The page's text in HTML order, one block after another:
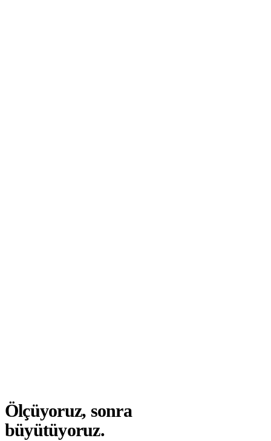
Ölçüyoruz, sonra
büyütüyoruz.